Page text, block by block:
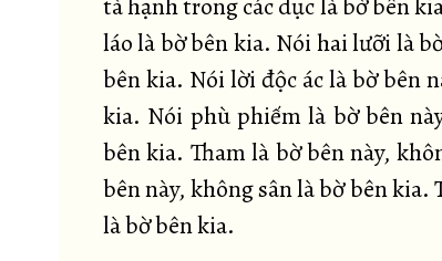
tà hạnh trong các dục là bờ bên
láo là bờ bên kia. Nói hai lưỡi là
bên kia. Nói lời độc ác là bờ bên
kia. Nói phù phiếm là bờ bên
bên kia. Tham là bờ bên này,
bên này, không sân là bờ bên kia.
là bờ bên kia.